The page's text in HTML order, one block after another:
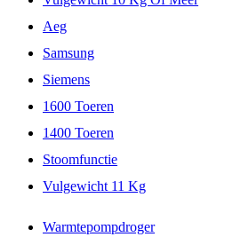
Aeg
Samsung
Siemens
1600 Toeren
1400 Toeren
Stoomfunctie
Vulgewicht 11 Kg
Warmtepompdroger